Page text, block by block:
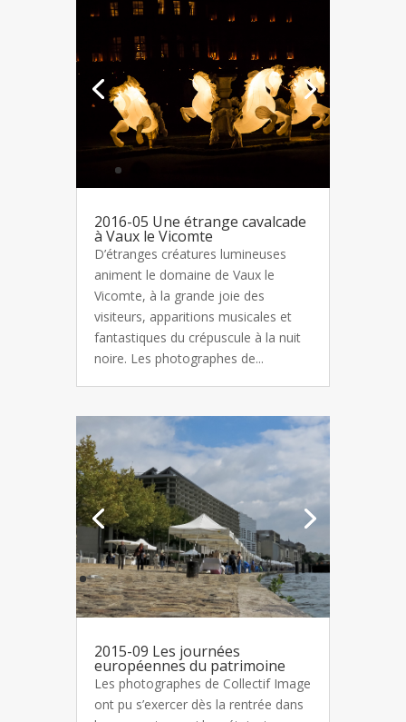
2016-05 Une étrange cavalcade
à Vaux le Vicomte
D’étranges créatures lumineuses
animent le domaine de Vaux le
Vicomte, à la grande joie des
visiteurs, apparitions musicales et
fantastiques du crépuscule à la nuit
noire. Les photographes de...
2015-09 Les journées
européennes du patrimoine
Les photographes de Collectif Image
ont pu s’exercer dès la rentrée dans